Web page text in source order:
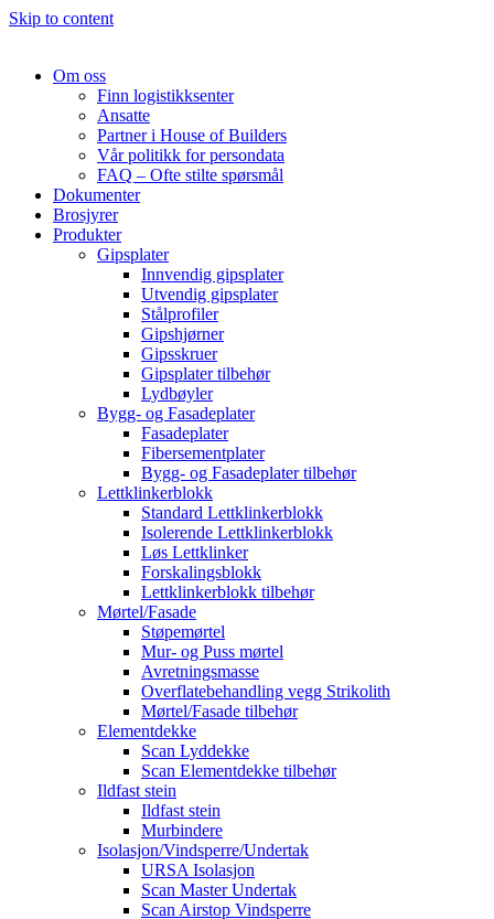
Skip to content
Om oss
Finn logistikksenter
Ansatte
Partner i House of Builders
Vår politikk for persondata
FAQ – Ofte stilte spørsmål
Dokumenter
Brosjyrer
Produkter
Gipsplater
Innvendig gipsplater
Utvendig gipsplater
Stålprofiler
Gipshjørner
Gipsskruer
Gipsplater tilbehør
Lydbøyler
Bygg- og Fasadeplater
Fasadeplater
Fibersementplater
Bygg- og Fasadeplater tilbehør
Lettklinkerblokk
Standard Lettklinkerblokk
Isolerende Lettklinkerblokk
Løs Lettklinker
Forskalingsblokk
Lettklinkerblokk tilbehør
Mørtel/Fasade
Støpemørtel
Mur- og Puss mørtel
Avretningsmasse
Overflatebehandling vegg Strikolith
Mørtel/Fasade tilbehør
Elementdekke
Scan Lyddekke
Scan Elementdekke tilbehør
Ildfast stein
Ildfast stein
Murbindere
Isolasjon/Vindsperre/Undertak
URSA Isolasjon
Scan Master Undertak
Scan Airstop Vindsperre